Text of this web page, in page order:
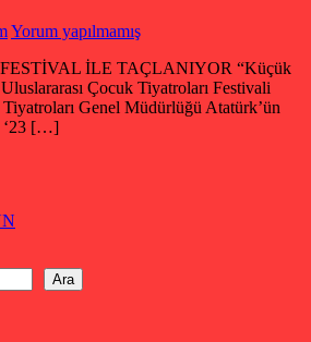
Yorum yapılmamış
İLE TAÇLANIYOR “Küçük
Çocuk Tiyatroları Festivali
Genel Müdürlüğü Atatürk’ün
‘23 […]
Ara